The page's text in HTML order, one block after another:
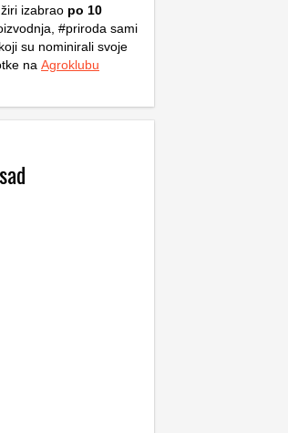
izabrao po 10
#priroda sami
su nominirali svoje
na Agroklubu